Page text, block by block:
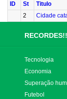
ID St
Titulo
2
Cidade
RECORDES!!
Tecnologia
Economia
Superação
Futebol